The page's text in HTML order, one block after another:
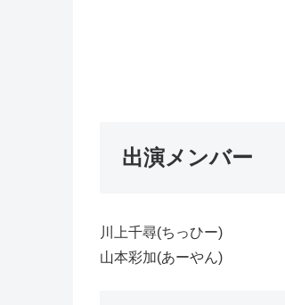
出演メンバー
川上千尋(ちっひー)
山本彩加(あーやん)